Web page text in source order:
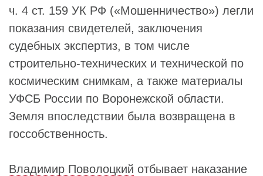
ч. 4 ст. 159 УК РФ («Мошенничество») легли
показания свидетелей, заключения
судебных экспертиз, в том числе
строительно-технических и технической по
космическим снимкам, а также материалы
УФСБ России по Воронежской области.
Земля впоследствии была возвращена в
госсобственность.
Владимир Поволоцкий отбывает наказание